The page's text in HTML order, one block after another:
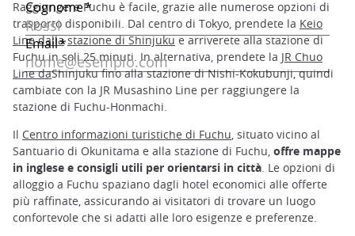
Raggiungere Fuchu è facile, grazie alle numerose opzioni di
trasporto disponibili. Dal centro di Tokyo, prendete la Keio
Line dalla stazione di Shinjukue arriverete alla stazione di
Fuchu in soli 25 minuti. In alternativa, prendete la JR Chuo
Line daShinjuku fino alla stazione di Nishi-Kokubunji, quindi
cambiate con la JR Musashino Line per raggiungere la
stazione di Fuchu-Honmachi.
Il Centro informazioni turistiche di Fuchu , situato vicino al
Santuario di Okunitama e alla stazione di Fuchu, offre mappe
in inglese e consigli utili per orientarsi in città . Le opzioni di
alloggio a Fuchu spaziano dagli hotel economici alle offerte
più raffinate, assicurando ai visitatori di trovare un luogo
confortevole che si adatti alle loro esigenze e preferenze.